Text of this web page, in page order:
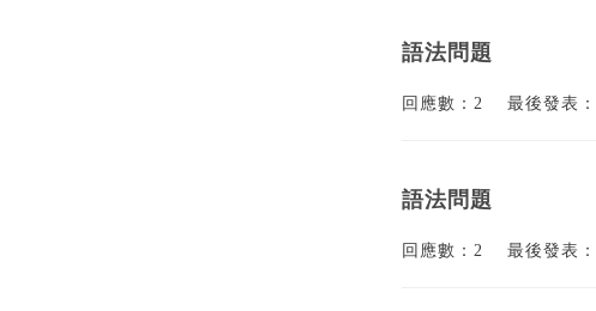
語法問題
回應數：2 最後發表：
語法問題
回應數：2 最後發表：